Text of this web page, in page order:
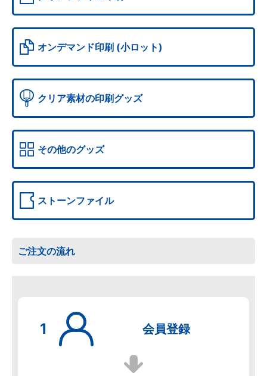
オンデマンド印刷 (小ロット)
クリア素材の印刷グッズ
その他のグッズ
ストーンファイル
ご注文の流れ
会員登録